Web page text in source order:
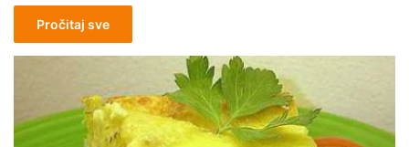
Pročitaj sve